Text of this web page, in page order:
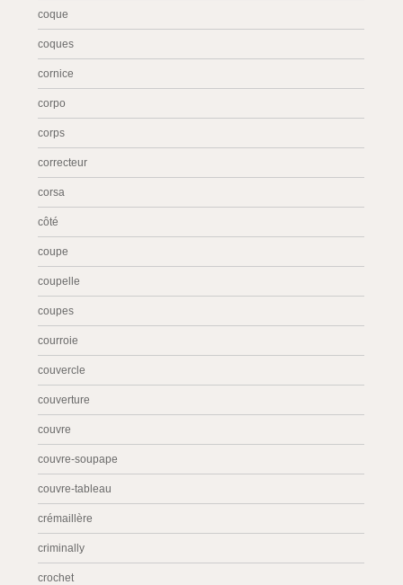
coque
coques
cornice
corpo
corps
correcteur
corsa
côté
coupe
coupelle
coupes
courroie
couvercle
couverture
couvre
couvre-soupape
couvre-tableau
crémaillère
criminally
crochet